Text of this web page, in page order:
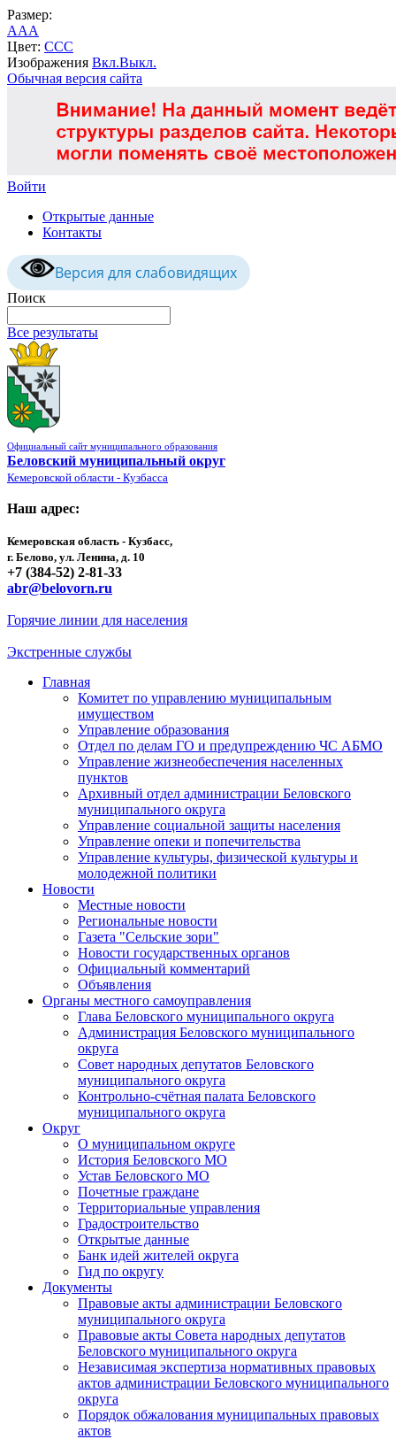
Размер:
AAA
Цвет: CCC
Изображения Вкл.Выкл.
Обычная версия сайта
Войти
Открытые данные
Контакты
Версия для слабовидящих
Поиск
Все результаты
Официальный сайт муниципального образования
Беловский муниципальный округ
Кемеровской области - Кузбасса
Наш адрес:
Кемеровская область - Кузбасс,
г. Белово, ул. Ленина, д. 10
+7 (384-52) 2-81-33
abr@belovorn.ru
Горячие линии для населения
Экстренные службы
Главная
Комитет по управлению муниципальным
имуществом
Управление образования
Отдел по делам ГО и предупреждению ЧС АБМО
Управление жизнеобеспечения населенных
пунктов
Архивный отдел администрации Беловского
муниципального округа
Управление социальной защиты населения
Управление опеки и попечительства
Управление культуры, физической культуры и
молодежной политики
Новости
Местные новости
Региональные новости
Газета "Сельские зори"
Новости государственных органов
Официальный комментарий
Объявления
Органы местного самоуправления
Глава Беловского муниципального округа
Администрация Беловского муниципального
округа
Совет народных депутатов Беловского
муниципального округа
Контрольно-счётная палата Беловского
муниципального округа
Округ
О муниципальном округе
История Беловского МО
Устав Беловского МО
Почетные граждане
Территориальные управления
Градостроительство
Открытые данные
Банк идей жителей округа
Гид по округу
Документы
Правовые акты администрации Беловского
муниципального округа
Правовые акты Совета народных депутатов
Беловского муниципального округа
Независимая экспертиза нормативных правовых
актов администрации Беловского муниципального
округа
Порядок обжалования муниципальных правовых
актов